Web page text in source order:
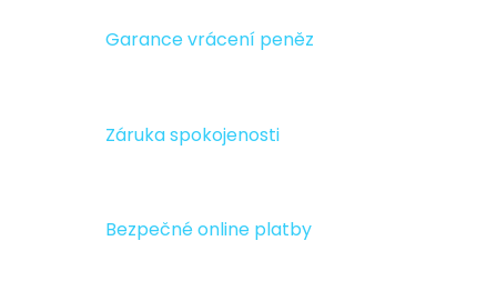
Garance vrácení peněz
Záruka spokojenosti
Bezpečné online platby